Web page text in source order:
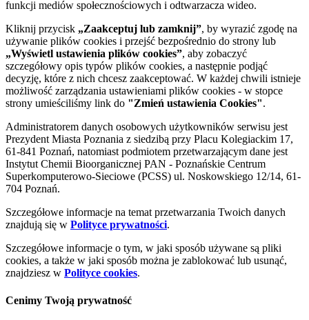
funkcji mediów społecznościowych i odtwarzacza wideo.
Kliknij przycisk „Zaakceptuj lub zamknij”, by wyrazić zgodę na
używanie plików cookies i przejść bezpośrednio do strony lub
„Wyświetl ustawienia plików cookies”, aby zobaczyć
szczegółowy opis typów plików cookies, a następnie podjąć
decyzję, które z nich chcesz zaakceptować. W każdej chwili istnieje
możliwość zarządzania ustawieniami plików cookies - w stopce
strony umieściliśmy link do "Zmień ustawienia Cookies".
Administratorem danych osobowych użytkowników serwisu jest
Prezydent Miasta Poznania z siedzibą przy Placu Kolegiackim 17,
61-841 Poznań, natomiast podmiotem przetwarzającym dane jest
Instytut Chemii Bioorganicznej PAN - Poznańskie Centrum
Superkomputerowo-Sieciowe (PCSS) ul. Noskowskiego 12/14, 61-
704 Poznań.
Szczegółowe informacje na temat przetwarzania Twoich danych
znajdują się w Polityce prywatności.
Szczegółowe informacje o tym, w jaki sposób używane są pliki
cookies, a także w jaki sposób można je zablokować lub usunąć,
znajdziesz w Polityce cookies.
Cenimy Twoją prywatność